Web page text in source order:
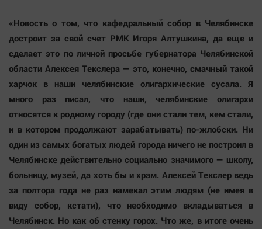
«Новость о том, что кафедральный собор в Челябинске
достроит за свой счет РМК Игоря Алтушкина, да еще и
сделает это по личной просьбе губернатора Челябинской
области Алексея Текслера — это, конечно, смачный такой
харчок в наши челябинские олигархические сусала. Я
много раз писал, что наши, челябинские олигархи
относятся к родному городу (где они стали тем, кем стали,
и в котором продолжают зарабатывать) по-жлобски. Ни
один из самых богатых людей города ничего не построил в
Челябинске действительно социально значимого — школу,
больницу, музей, да хоть бы и храм. Алексей Текслер ведь
за полтора года не раз намекал этим людям (не имея в
виду собор, кстати), что необходимо вкладываться в
Челябинск. Но как об стенку горох. Что же, в итоге очень